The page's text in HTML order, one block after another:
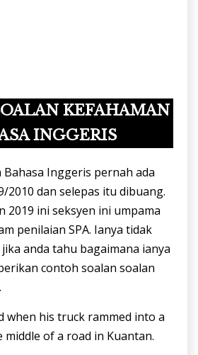
KEFAHAMAN
INGGERIS
Bahasa Inggeris pernah ada
2010 dan selepas itu dibuang.
2019 ini seksyen ini umpama
penilaian SPA. Ianya tidak
anda tahu bagaimana ianya
contoh soalan soalan
when his truck rammed into a
middle of a road in Kuantan.